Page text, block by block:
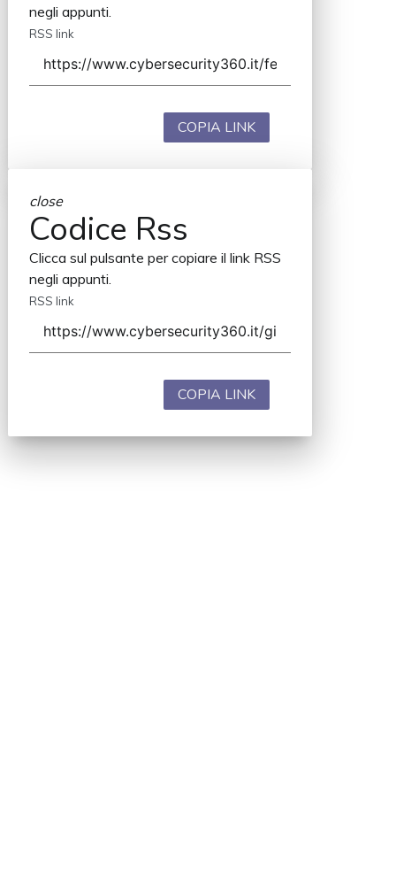
negli appunti.
RSS link
COPIA LINK
close
Codice Rss
Clicca sul pulsante per copiare il link RSS
negli appunti.
RSS link
COPIA LINK